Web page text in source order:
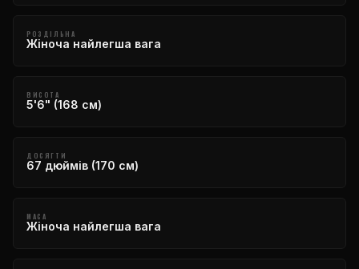
РОЗДІЛЬНА
Жіноча найлегша вага
ВИСОТА
5'6" (168 см)
ДОСЯГТИ
67 дюймів (170 см)
МАСА
Жіноча найлегша вага